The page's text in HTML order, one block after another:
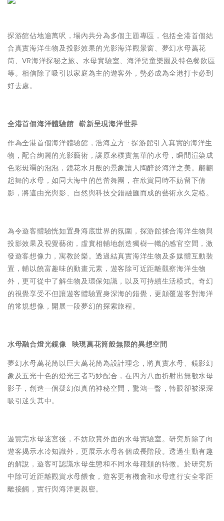
探游館佔地逾萬呎，場內共分為多個主題專區，包括全港首個結
合真實海洋生物及投影效果的光影海洋觀景窗、夢幻水母萬花
筒、VR海洋探秘之旅、 水母實驗室、海洋兒童樂園及特色餐飲區
等。相信除了吸引以家庭為主的遊客外，勢必成為全港打卡必到
好去處。
全港首個海洋體驗館 嶄新呈現海洋世界
作為全港首個海洋體驗館，浩海立方 · 探游館引入真實的海洋生
物，配合絢麗的光影藝術，讓原來樸實無華的水母，瞬間渲染成
色彩斑斕的泡泡，鏡花水月般的景象讓人陶醉於海洋之美。翩翩
起舞的水母，如同大海中的芭蕾舞團，在欣賞同時不妨留下倩
影，將這由光與影、自然與科技交錯融匯而成的藝術永久定格。
為令遊客體驗恍如置身海底世界的氛圍，探游館揉合海洋生物與
投影效果及視覺藝術，虛實相輔地創造獨樹一幟的感官空間，激
發遊客想像力，寓教於樂。透過結真實海洋生物及多媒體互動裝
置，輔以饒富趣味的動畫元素，遊客除可近距離觀察海洋生物
外，更可從中了解生物及環保知識，以及可持續生活模式。奇幻
的視覺享受不但讓遊客體驗置身深海的錯覺，更顛覆遊客對海洋
的常規想像，開展一段夢幻的探索旅程。
水母融合燈光鏡像 映現萬花筒般無限的異想空間
夢幻水母萬花筒以巨大萬花筒為設計理念，將真實水母、鏡影幻
象及五光十色的燈光三者巧妙配合，在四方八面折射出無數水母
影子，創造一個疑幻似真的神秘空間，驚鴻一瞥，轉眼卻被深深
吸引迷失其中。
遊覽完水母迷宮後，不妨欣賞外面的水母實驗室。研究所除了向
遊客揭示水冷知識外，更展示水母各個成長階段。透過生動有趣
的解說，遊客可認識水母生態和不同水母種類的特徵。於研究所
中除可近距離觀賞水母餵食，遊客更有機會和水母進行安全零距
離接觸，實行與海洋更親密。